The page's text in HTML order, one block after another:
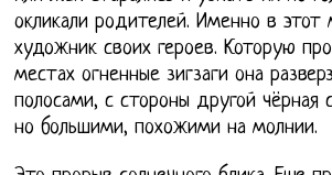
окликали родителей. Именно в этот
художник своих героев. Которую
местах огненные зигзаги она
полосами, с стороны другой чёрная
но большими, похожими на молнии.